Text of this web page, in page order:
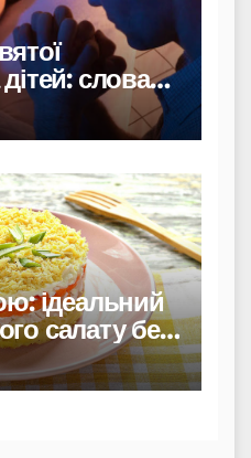
слова
ідеальний
салату без